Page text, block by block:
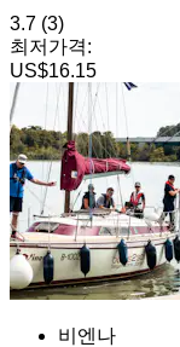
3.7 (3)
최저가격:
US$16.15
비엔나